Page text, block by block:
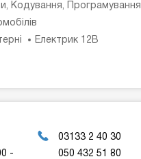
Кодування, Програмування
Електрик 12В
-
03133 2 40 30
050 432 51 80